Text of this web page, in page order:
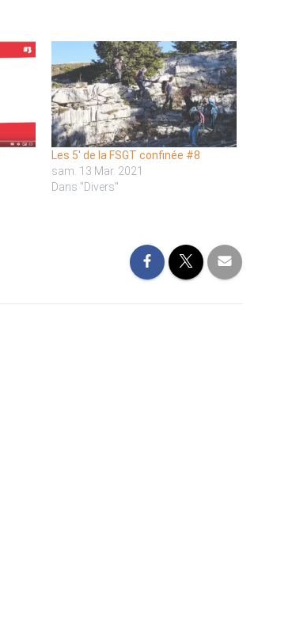
Les 5′ de la FSGT confinée #8
sam. 13 Mar. 2021
Dans "Divers"